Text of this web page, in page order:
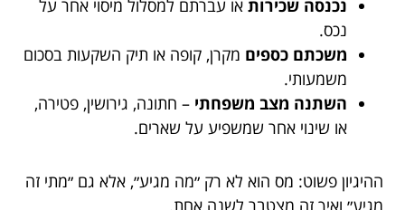
נכנסה שכירות או עברתם למסלול מיסוי אחר על
נכס.
משכתם כספים מקרן, קופה או תיק השקעות בסכום
משמעותי.
השתנה מצב משפחתי – חתונה, גירושין, פטירה,
או שינוי אחר שמשפיע על שארים.
ההיגיון פשוט: מס הוא לא רק ״מה מגיע״, אלא גם ״מתי זה
מגיע״ ואיך זה מצטבר לשנה אחת.